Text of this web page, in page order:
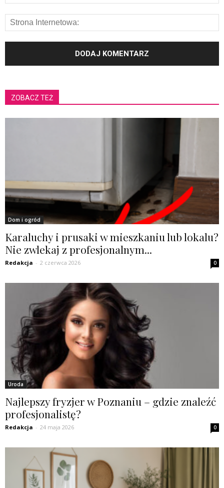
ZOBACZ TEŻ
Dom i ogród
Karaluchy i prusaki w mieszkaniu lub lokalu?
Nie zwlekaj z profesjonalnym...
Redakcja - 2 czerwca 2026 0
Uroda
Najlepszy fryzjer w Poznaniu – gdzie znaleźć
profesjonalistę?
Redakcja - 24 maja 2026 0